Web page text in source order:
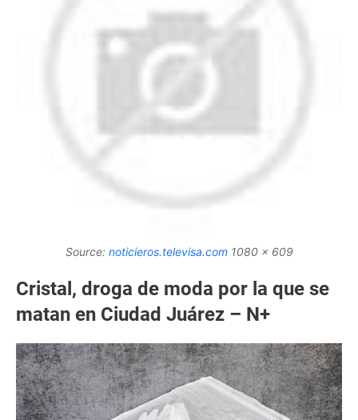
Source: noticieros.televisa.com1080 x 609
Cristal, droga de moda por la que se
matan en Ciudad Juárez – N+